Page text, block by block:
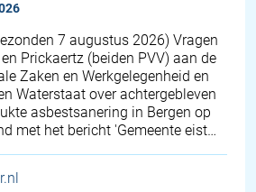
7 augustus 2026) Vragen
Prickaertz (beiden PVV) aan de
Zaken en Werkgelegenheid en
Waterstaat over achtergebleven
asbestsanering in Bergen op
met het bericht 'Gemeente eist…